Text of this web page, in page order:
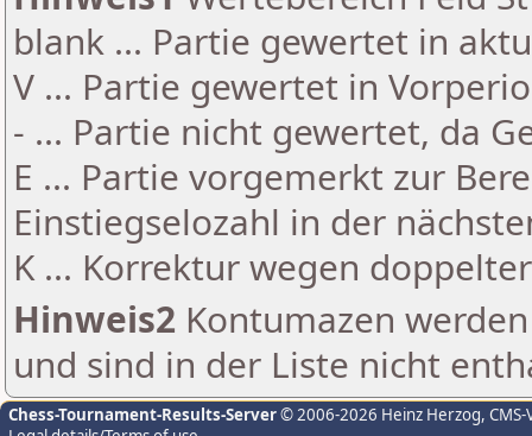
blank ... Partie gewertet in
V ... Partie gewertet in
- ... Partie nicht gewertet, da
E ... Partie vorgemerkt zur
Einstiegselozahl in der
K ... Korrektur wegen
Hinweis2 Kontumazen
und sind in der Liste nicht
Chess-Tournament-Results-Server© 2006-2026 Heinz Herzog,